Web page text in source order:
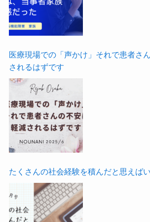
医療現場での「声かけ」それで患者さ
されるはずです
たくさんの社会経験を積んだと思えば